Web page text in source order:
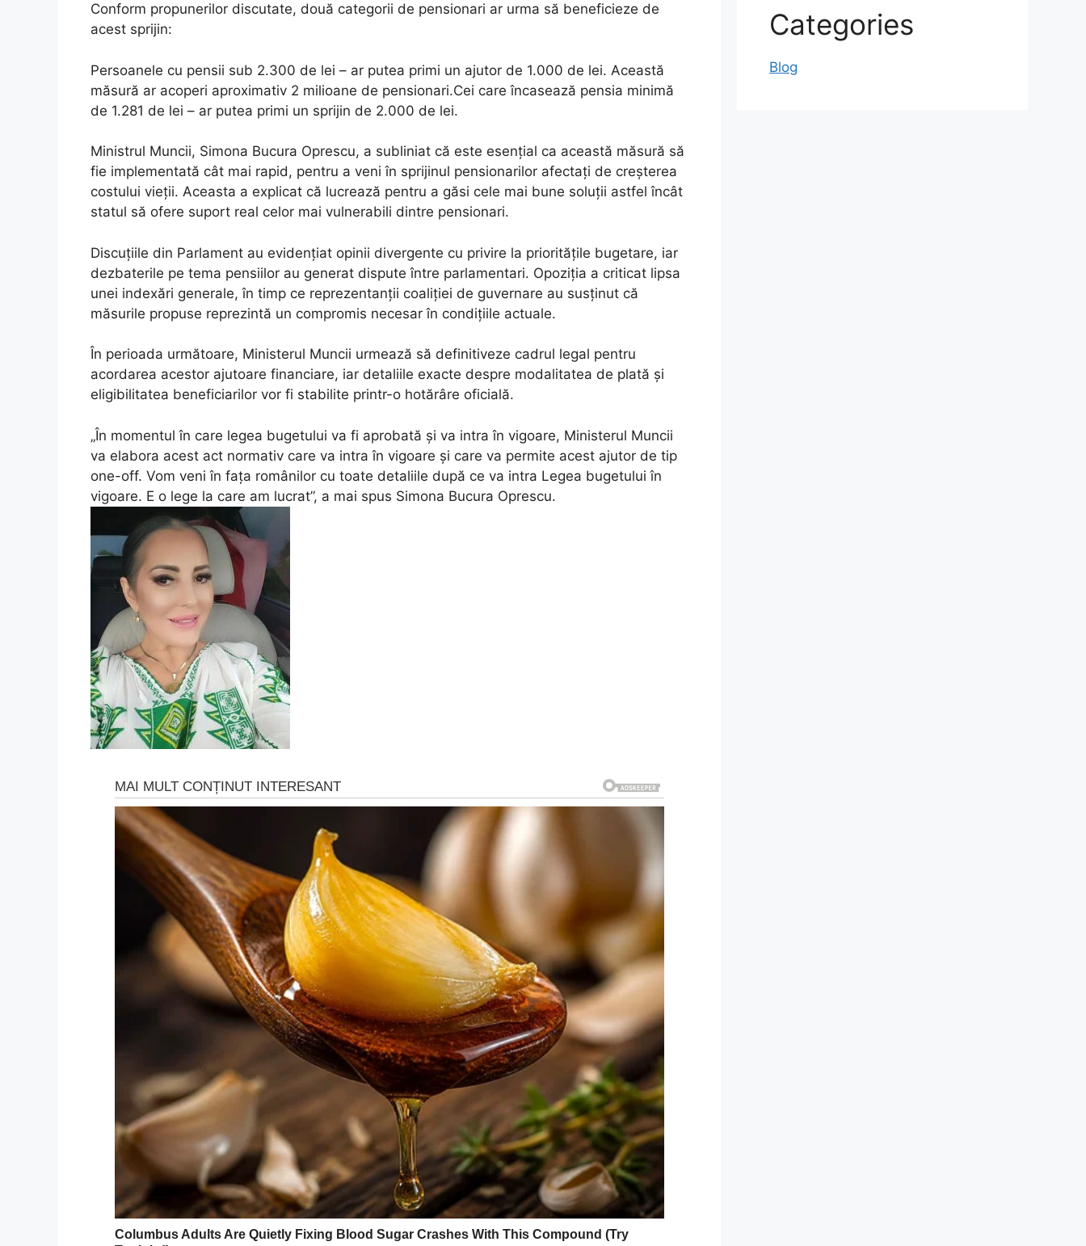
Conform propunerilor discutate, două categorii de pensionari ar urma să beneficieze de
acest sprijin:
Persoanele cu pensii sub 2.300 de lei – ar putea primi un ajutor de 1.000 de lei. Această
măsură ar acoperi aproximativ 2 milioane de pensionari.Cei care încasează pensia minimă
de 1.281 de lei – ar putea primi un sprijin de 2.000 de lei.
Ministrul Muncii, Simona Bucura Oprescu, a subliniat că este esențial ca această măsură să
fie implementată cât mai rapid, pentru a veni în sprijinul pensionarilor afectați de creșterea
costului vieții. Aceasta a explicat că lucrează pentru a găsi cele mai bune soluții astfel încât
statul să ofere suport real celor mai vulnerabili dintre pensionari.
Discuțiile din Parlament au evidențiat opinii divergente cu privire la prioritățile bugetare, iar
dezbaterile pe tema pensiilor au generat dispute între parlamentari. Opoziția a criticat lipsa
unei indexări generale, în timp ce reprezentanții coaliției de guvernare au susținut că
măsurile propuse reprezintă un compromis necesar în condițiile actuale.
În perioada următoare, Ministerul Muncii urmează să definitiveze cadrul legal pentru
acordarea acestor ajutoare financiare, iar detaliile exacte despre modalitatea de plată și
eligibilitatea beneficiarilor vor fi stabilite printr-o hotărâre oficială.
„În momentul în care legea bugetului va fi aprobată și va intra în vigoare, Ministerul Muncii
va elabora acest act normativ care va intra în vigoare și care va permite acest ajutor de tip
one-off. Vom veni în fața românilor cu toate detaliile după ce va intra Legea bugetului în
vigoare. E o lege la care am lucrat”, a mai spus Simona Bucura Oprescu.
Categories
Blog